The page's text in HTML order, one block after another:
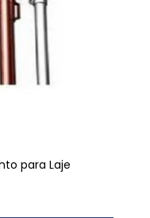
para Laje